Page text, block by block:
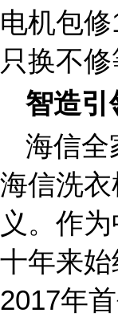
电机包
只换不
智造引
海信全
海信洗
义。作
十年来
2017年